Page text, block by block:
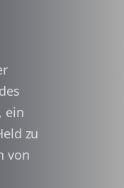
ein
zu
von